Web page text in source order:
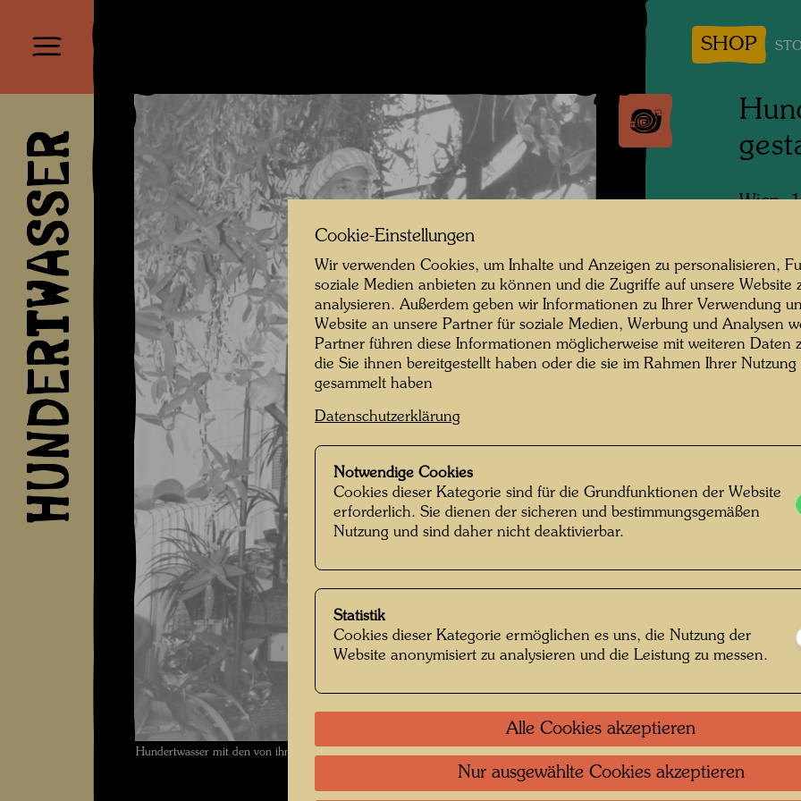
HUNDERTWASSER
SHOP
Hundertwasser mit den von ihm gestalteten Nummerntafeln , Fotograf: Ingrid Bahrer-Fellner
© Ingrid Bahrer-Fellner
Wien,
Cookie-Einstellungen
Wir verwenden Cookies, um Inhalte und Anzeigen zu personalisieren,
soziale Medien anbieten zu können und die Zugriffe auf unsere Website
analysieren. Außerdem geben wir Informationen zu Ihrer Verwendung
Website an unsere Partner für soziale Medien, Werbung und Analysen
Partner führen diese Informationen möglicherweise mit weiteren Daten
die Sie ihnen bereitgestellt haben oder die sie im Rahmen Ihrer Nutzung
gesammelt haben
Datenschutzerklärung
Notwendige Cookies
Cookies dieser Kategorie sind für die Grundfunktionen der Website
erforderlich. Sie dienen der sicheren und bestimmungsgemäßen
Nutzung und sind daher nicht deaktivierbar.
Statistik
Cookies dieser Kategorie ermöglichen es uns, die Nutzung der
Website anonymisiert zu analysieren und die Leistung zu messen.
Alle Cookies akzeptieren
Nur ausgewählte Cookies akzeptieren